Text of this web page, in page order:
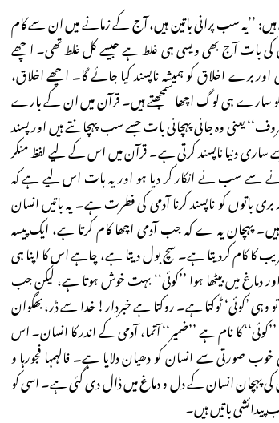
ہیں: ’’یہ سب پرانی باتین ہیں، آج کے زمانے میں ان سے کام
کی بات آج بھی ویسی ہی غلط ہے جیسے کل غلط تھی۔ اچھے
برے اخلاق کو ہمیشہ ناپسند کیا جائے گا۔ اچھے اخلاق،
سارے ہی لوگ اچھا سمجھتے ہیں۔ قرآن میں ان کے بارے
یعنی وہ جانی پہچانی بات جسے سب پہچانتے ہیں اور پسند
دنیا ناپسند کرتی ہے۔ قرآن میں اس کے لیے لفظ منکر
سے سب نے انکار کر دیا ہو اور یہ بات اس لیے ہے کہ
بری باتوں کو ناپسند کرنا آدمی کی فطرت ہے۔ یہ باتیں انسان
پہچان یہ ے کہ جب آدمی اچھا کام کرتا ہے، ایک پیسہ
کا کام کردیتا ہے۔ سچ بول دیتا ہے، چاہے اس کا اپنا ہی
میں بیٹھا ہوا ’’کوئی‘‘ بہت خوش ہوتا ہے، لیکن جب
وہی ’کوئی‘ ٹوکتا ہے۔ روکتا ہے خبردار! خدا سے ڈر، بھگوان
کا نام ہے ’’ضمیر‘‘ آتما، آدمی کے اندر کا انسان۔ اس
صورتی سے انسان کو دھیان دلایا ہے۔ فالہمہا فجورہا و
کی پہچان انسان کے دل و دماغ میں ڈال دی گئی ہے۔ اسی کو
پیدائشی باتیں ہیں۔